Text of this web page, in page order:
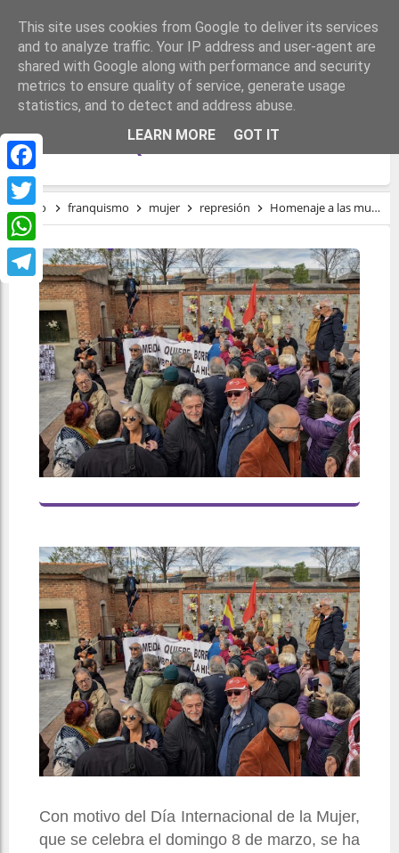
Facebook
Twitter
WhatsApp
Telegram
HOMENAJE A LAS MUJERES FUSILADAS
POR EL FRANQUISMO
Inicio franquismo mujer represión Homenaje a las mujeres fusiladas por el franquismo
Con motivo del Día Internacional de la Mujer,
que se celebra el domingo 8 de marzo, se ha
This site uses cookies from Google to deliver its services
and to analyze traffic. Your IP address and user-agent are
shared with Google along with performance and security
metrics to ensure quality of service, generate usage
statistics, and to detect and address abuse.
LEARN MORE
GOT IT